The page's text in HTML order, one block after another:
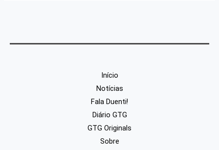
Início
Notícias
Fala Duenti!
Diário GTG
GTG Originals
Sobre